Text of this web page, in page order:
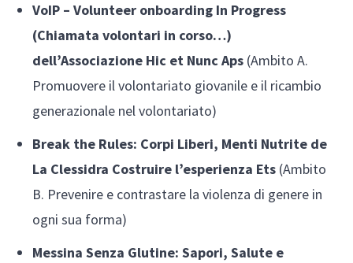
VoIP – Volunteer onboarding In Progress
(Chiamata volontari in corso…)
dell’Associazione Hic et Nunc Aps (Ambito A.
Promuovere il volontariato giovanile e il ricambio
generazionale nel volontariato)
Break the Rules: Corpi Liberi, Menti Nutrite de
La Clessidra Costruire l’esperienza Ets (Ambito
B. Prevenire e contrastare la violenza di genere in
ogni sua forma)
Messina Senza Glutine: Sapori, Salute e